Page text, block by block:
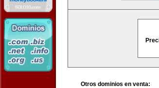
Otros dominios en venta: